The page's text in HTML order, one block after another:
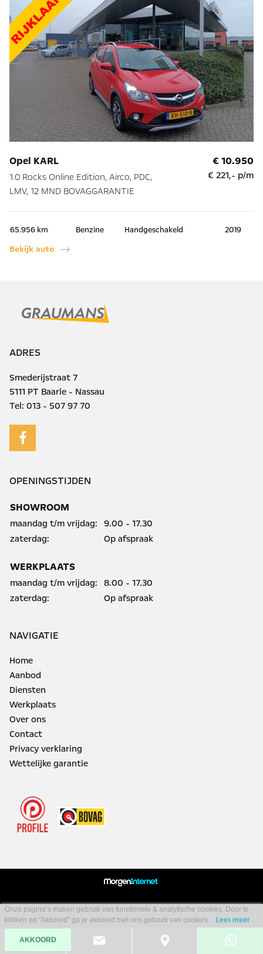
Opel KARL
1.0 Rocks Online Edition, Airco, PDC,
LMV, 12 MND BOVAGGARANTIE
€ 10.950
€ 221,- p/m
65.956 km Benzine Handgeschakeld 2019
Bekijk auto
ADRES
Smederijstraat 7
5111 PT Baarle - Nassau
Tel:013 - 507 97 70
OPENINGSTIJDEN
SHOWROOM
maandag t/m vrijdag:
9.00 - 17.30
zaterdag:
Op afspraak
WERKPLAATS
maandag t/m vrijdag:
8.00 - 17.30
zaterdag:
Op afspraak
NAVIGATIE
Home
Aanbod
Diensten
Werkplaats
Over ons
Contact
Privacy verklaring
Wettelijke garantie
Onze pagina’s maken gebruik van functionele & analytische cookies. Door te
klikken op "Akkoord" ga je akkoord met ons gebruik van cookies.
Lees meer
AKKOORD